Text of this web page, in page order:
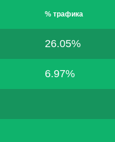
% трафика
26.05%
6.97%